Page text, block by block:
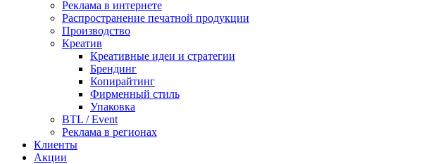
Реклама в интернете
Распространение печатной продукции
Производство
Креатив
Креативные идеи и стратегии
Брендинг
Копирайтинг
Фирменный стиль
Упаковка
BTL / Event
Реклама в регионах
Клиенты
Акции